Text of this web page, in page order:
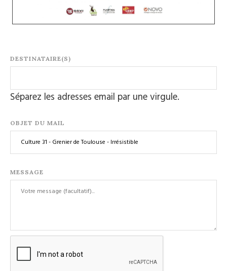
DESTINATAIRE(S)
Séparez les adresses email par une virgule.
OBJET DU MAIL
MESSAGE